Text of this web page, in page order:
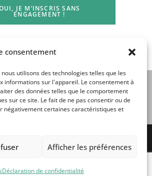
consentement
utilisons des technologies telles que les
informations sur l'appareil. Le consentement à
des données telles que le comportement
sur ce site. Le fait de ne pas consentir ou de
négativement certaines caractéristiques et
Afficher les préférences
Déclaration de confidentialité
JE M’INSCRIS SANS
ENGAGEMENT !